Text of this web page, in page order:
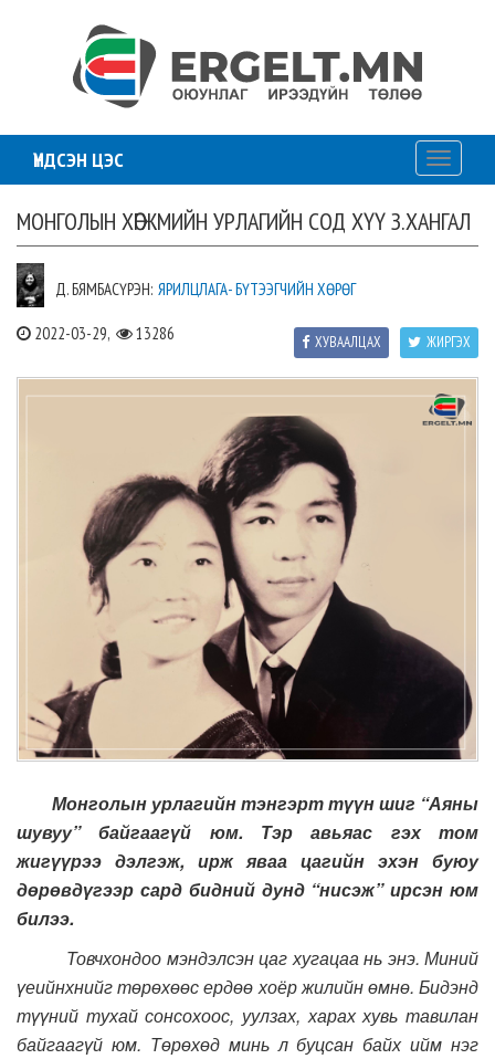
ҮНДСЭН ЦЭС
Toggle
МОНГОЛЫН ХӨГЖМИЙН УРЛАГИЙН СОД ХҮҮ З.ХАНГАЛ
Д. БЯМБАСҮРЭН: ЯРИЛЦЛАГА- БҮТЭЭГЧИЙН ХӨРӨГ
2022-03-29, 13286 ЖИРГЭХ
ХУВААЛЦАХ
Монголын урлагийн тэнгэрт түүн шиг “Аяны
шувуу” байгаагүй юм. Тэр авьяас гэх том
жигүүрээ дэлгэж, ирж яваа цагийн эхэн буюу
дөрөвдүгээр сард бидний дунд “нисэж” ирсэн юм
билээ.
Товчхондоо мэндэлсэн цаг хугацаа нь энэ. Миний
үеийнхнийг төрөхөөс ердөө хоёр жилийн өмнө. Бидэнд
түүний тухай сонсохоос, уулзах, харах хувь тавилан
байгаагүй юм. Төрөхөд минь л буцсан байх ийм нэг